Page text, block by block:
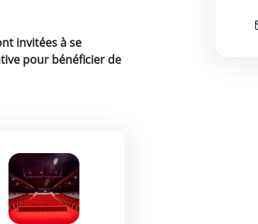
invitées à se
pour bénéficier de
Zoom de l'image